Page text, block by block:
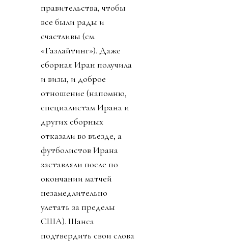
правительства, чтобы
все были рады и
счастливы (см.
«Газлайтинг»). Даже
сборная Иран получила
и визы, и доброе
отношение (напомню,
специалистам Ирана и
других сборных
отказали во въезде, а
футболистов Ирана
заставляли после по
окончании матчей
незамедлительно
улетать за пределы
США). Шанса
подтвердить свои слова